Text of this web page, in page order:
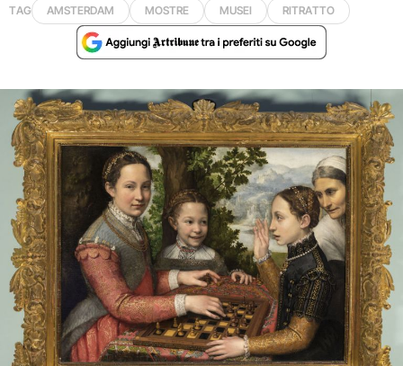
TAG AMSTERDAM MOSTRE MUSEI RITRATTO